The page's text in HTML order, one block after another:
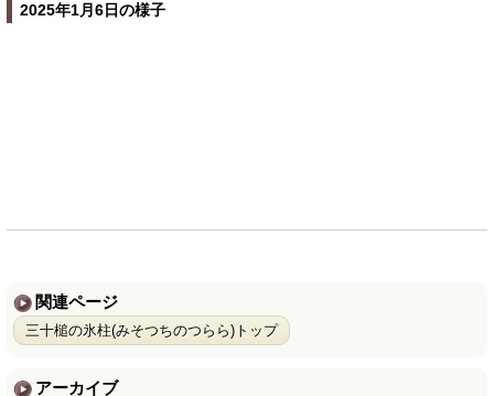
2025年1月6日の様子
関連ページ
三十槌の氷柱(みそつちのつらら)トップ
アーカイブ